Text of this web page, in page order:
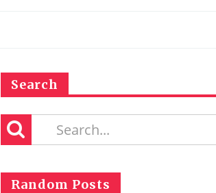
Search
Random Posts